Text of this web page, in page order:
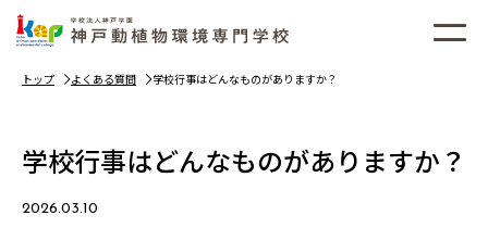
トップ よくある質問 学校行事はどんなものがありますか？
学校行事はどんなものがありますか？
2026.03.10